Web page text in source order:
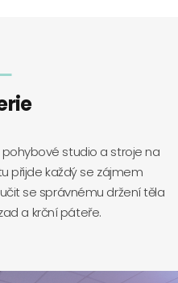
studio a stroje na
přijde každý se zájmem
se správnému držení těla
a krční páteře.